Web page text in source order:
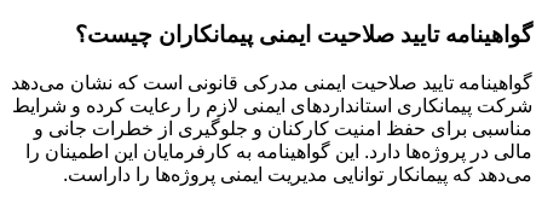
گواهینامه تایید صلاحیت ایمنی پیمانکاران چیست؟
گواهینامه تایید صلاحیت ایمنی مدرکی قانونی است که نشان می‌دهد
شرکت پیمانکاری استانداردهای ایمنی لازم را رعایت کرده و شرایط
مناسبی برای حفظ امنیت کارکنان و جلوگیری از خطرات جانی و
مالی در پروژه‌ها دارد. این گواهینامه به کارفرمایان این اطمینان را
می‌دهد که پیمانکار توانایی مدیریت ایمنی پروژه‌ها را داراست.